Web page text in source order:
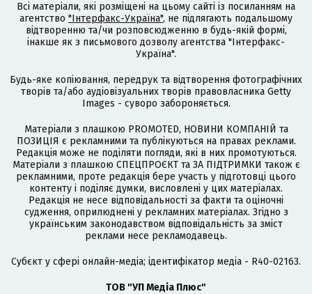
Всі матеріали, які розміщені на цьому сайті із посиланням на
агентство "Інтерфакс-Україна", не підлягають подальшому
відтворенню та/чи розповсюдженню в будь-якій формі,
інакше як з письмового дозволу агентства "Інтерфакс-
Україна".
Будь-яке копіювання, передрук та відтворення фотографічних
творів та/або аудіовізуальних творів правовласника Getty
Images - суворо забороняється.
Матеріали з плашкою PROMOTED, НОВИНИ КОМПАНІЙ та
ПОЗИЦІЯ є рекламними та публікуються на правах реклами.
Редакція може не поділяти погляди, які в них промотуються.
Матеріали з плашкою СПЕЦПРОЄКТ та ЗА ПІДТРИМКИ також є
рекламними, проте редакція бере участь у підготовці цього
контенту і поділяє думки, висловлені у цих матеріалах.
Редакція не несе відповідальності за факти та оціночні
судження, оприлюднені у рекламних матеріалах. Згідно з
українським законодавством відповідальність за зміст
реклами несе рекламодавець.
Cубєкт у сфері онлайн-медіа; ідентифікатор медіа - R40-02163.
ТОВ "УП Медіа Плюс"